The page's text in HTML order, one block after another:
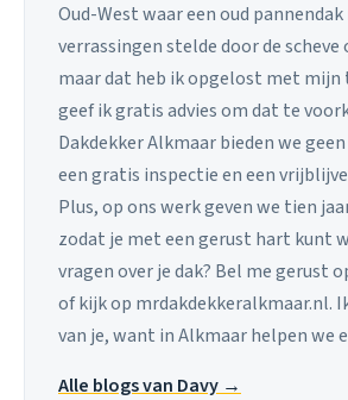
Oud-West waar een oud
verrassingen stelde door de scheve
maar dat heb ik opgelost met mijn
geef ik gratis advies om dat te
Dakdekker Alkmaar bieden we
een gratis inspectie en een
Plus, op ons werk geven we tien
zodat je met een gerust hart kunt
vragen over je dak? Bel me gerust
of kijk op mrdakdekkeralkmaar.nl.
van je, want in Alkmaar helpen we
Alle blogs van Davy →